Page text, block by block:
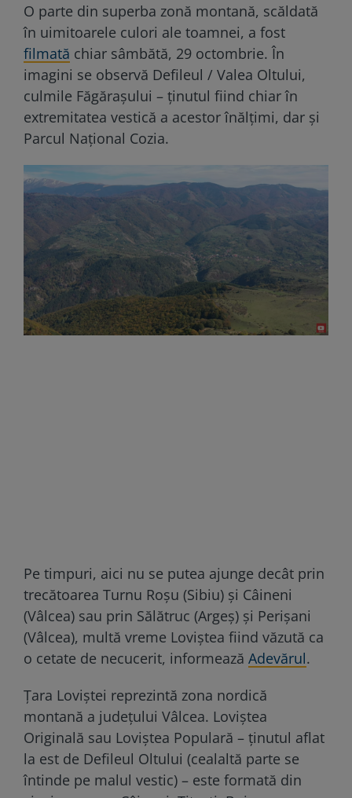
O parte din superba zonă montană, scăldată
în uimitoarele culori ale toamnei, a fost
filmată chiar sâmbătă, 29 octombrie. În
imagini se observă Defileul / Valea Oltului,
culmile Făgărașului – ținutul fiind chiar în
extremitatea vestică a acestor înălțimi, dar și
Parcul Național Cozia.
Pe timpuri, aici nu se putea ajunge decât prin
trecătoarea Turnu Roșu (Sibiu) și Câineni
(Vâlcea) sau prin Sălătruc (Argeș) și Perișani
(Vâlcea), multă vreme Loviștea fiind văzută ca
o cetate de necucerit, informează Adevărul.
Țara Loviștei reprezintă zona nordică
montană a județului Vâlcea. Loviștea
Originală sau Loviștea Populară – ținutul aflat
la est de Defileul Oltului (cealaltă parte se
întinde pe malul vestic) – este formată din